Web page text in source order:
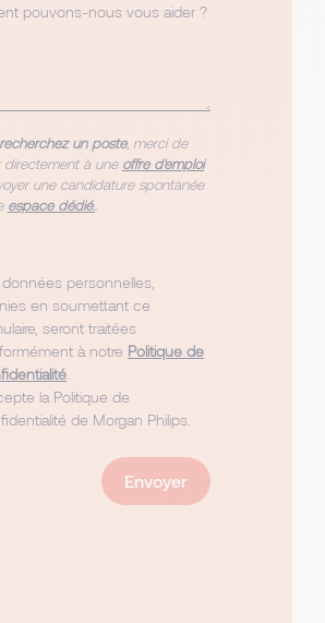
pouvons-nous vous aider ?
recherchez un poste, merci de
directement à une offre d'emploi
une candidature spontanée
espace dédié.
personnelles,
en soumettant ce
seront traitées
à notre Politique de
la Politique de
de Morgan Philips.